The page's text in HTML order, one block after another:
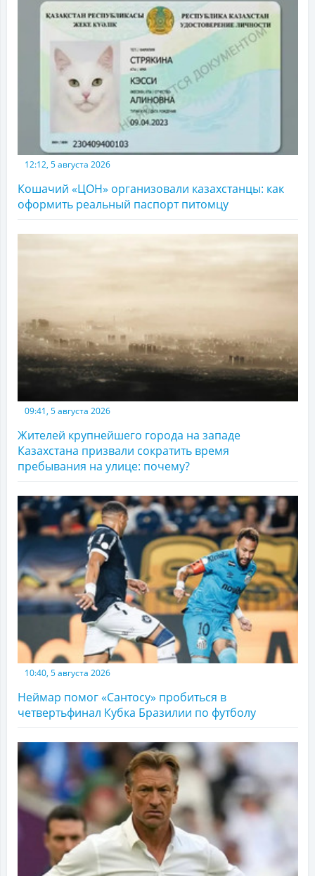
12:12, 5 августа 2026
Кошачий «ЦОН» организовали казахстанцы: как
оформить реальный паспорт питомцу
09:41, 5 августа 2026
Жителей крупнейшего города на западе
Казахстана призвали сократить время
пребывания на улице: почему?
10:40, 5 августа 2026
Неймар помог «Сантосу» пробиться в
четвертьфинал Кубка Бразилии по футболу